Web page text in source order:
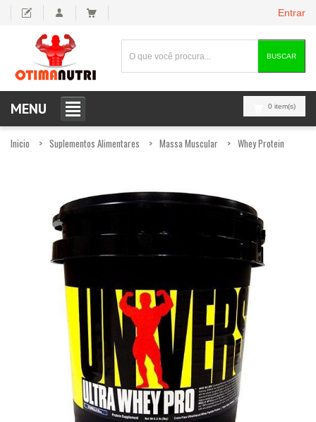
Entrar
BUSCAR
0 item(s)
MENU
Inicio Suplementos Alimentares Massa Muscular Whey Protein